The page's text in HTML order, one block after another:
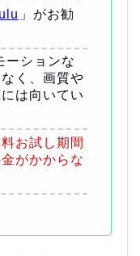
」がお勧
ーションな
く、画質や
は向いてい
お試し期間
がかからな